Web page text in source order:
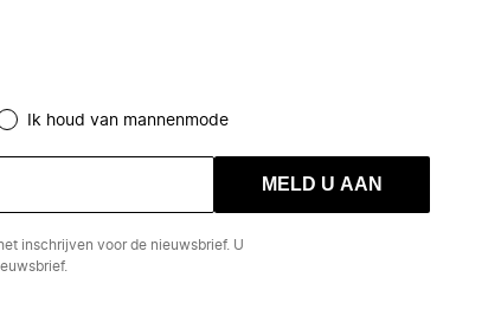
Ik houd van mannenmode
MELD U AAN
inschrijven voor de nieuwsbrief. U